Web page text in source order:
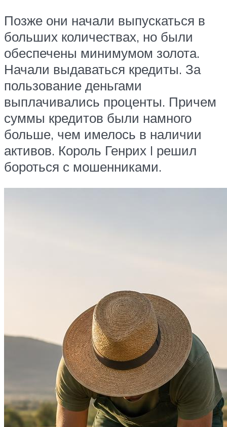
Позже они начали выпускаться в
больших количествах, но были
обеспечены минимумом золота.
Начали выдаваться кредиты. За
пользование деньгами
выплачивались проценты. Причем
суммы кредитов были намного
больше, чем имелось в наличии
активов. Король Генрих I решил
бороться с мошенниками.